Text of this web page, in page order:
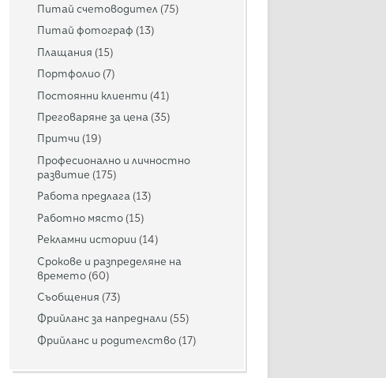
Питай счетоводител (75)
Питай фотограф (13)
Плащания (15)
Портфолио (7)
Постоянни клиенти (41)
Преговаряне за цена (35)
Притчи (19)
Професионално и личностно
развитие (175)
Работа предлага (13)
Работно място (15)
Рекламни истории (14)
Срокове и разпределяне на
времето (60)
Съобщения (73)
Фрийланс за напреднали (55)
Фрийланс и родителство (17)